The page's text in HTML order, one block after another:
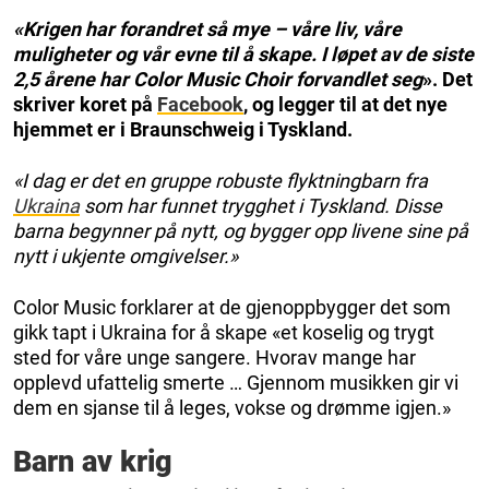
«Krigen har forandret så mye – våre liv, våre
muligheter og vår evne til å skape. I løpet av de siste
2,5 årene har Color Music Choir forvandlet seg». Det
skriver koret på Facebook, og legger til at det nye
hjemmet er i Braunschweig i Tyskland.
«I dag er det en gruppe robuste flyktningbarn fra
Ukrainasom har funnet trygghet i Tyskland. Disse
barna begynner på nytt, og bygger opp livene sine på
nytt i ukjente omgivelser.»
Color Music forklarer at de gjenoppbygger det som
gikk tapt i Ukraina for å skape «et koselig og trygt
sted for våre unge sangere. Hvorav mange har
opplevd ufattelig smerte … Gjennom musikken gir vi
dem en sjanse til å leges, vokse og drømme igjen.»
Barn av krig